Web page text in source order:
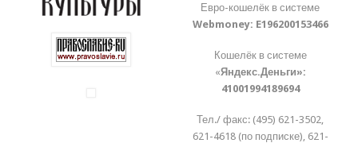
Евро-кошелёк в системе
Webmoney: E196200153466
Кошелёк в системе
«Яндекс.Деньги»:
41001994189694
Тел./ факс: (495) 621-3502,
621-4618 (по подписке), 621-